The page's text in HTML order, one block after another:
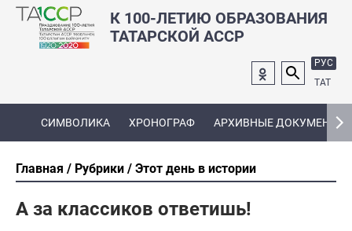
К 100-ЛЕТИЮ ОБРАЗОВАНИЯ
ТАТАРСКОЙ АССР
РУС
ТАТ
СИМВОЛИКА ХРОНОГРАФ АРХИВНЫЕ ДОКУМЕНТЫ
Главная Рубрики Этот день в истории
А за классиков ответишь!